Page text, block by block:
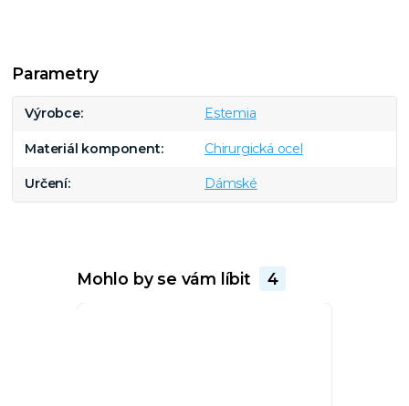
Parametry
Výrobce Estemia
Materiál komponent Chirurgická ocel
Určení Dámské
Mohlo by se vám líbit 4